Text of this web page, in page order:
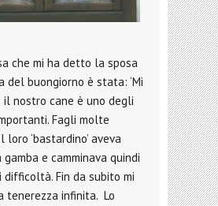
che mi ha detto la sposa
del buongiorno è stata: ‘Mi
il nostro cane è uno degli
Fagli molte
loro ‘bastardino’ aveva
e camminava quindi
difficoltà. Fin da subito mi
tenerezza infinita. Lo